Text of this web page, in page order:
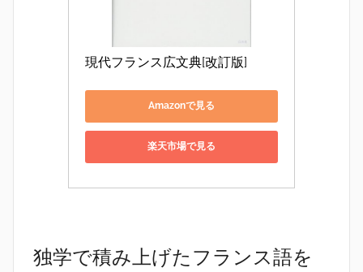
現代フランス広文典[改訂版]
Amazonで見る
楽天市場で見る
独学で積み上げたフランス語を